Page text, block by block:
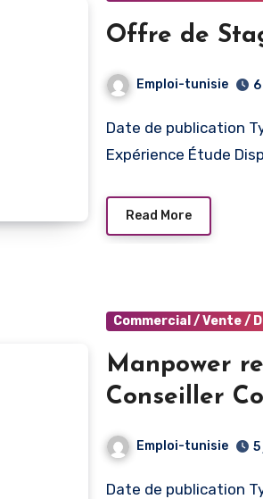
Offre de
Emploi-tunisie
Date de publication Type de poste Lieu de travail
Expérience Étude
Read More
Commercial / Vente /
Manpower
Emploi-tunisie
Date de publication Type de poste Lieu de travail